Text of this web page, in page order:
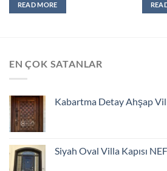
READ MORE
EN ÇOK SATANLAR
Kabartma Detay Ahşap
Siyah Oval Villa Kapısı